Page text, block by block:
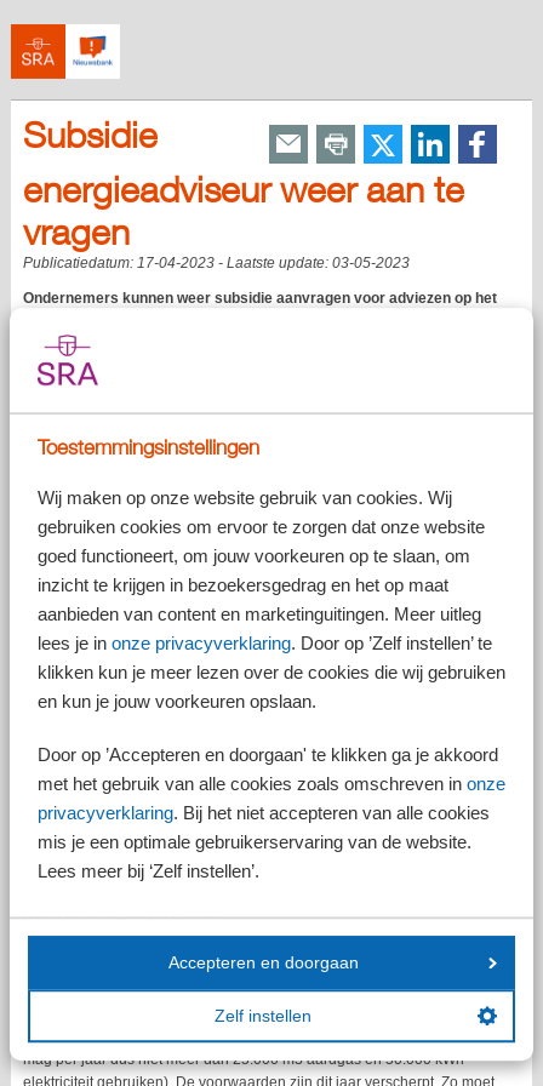
Toestemmingsinstellingen
Wij maken op onze website gebruik van cookies. Wij
gebruiken cookies om ervoor te zorgen dat onze website
goed functioneert, om jouw voorkeuren op te slaan, om
inzicht te krijgen in bezoekersgedrag en het op maat
aanbieden van content en marketinguitingen. Meer uitleg
lees je in onze privacyverklaring. Door op ’Zelf instellen’ te
klikken kun je meer lezen over de cookies die wij gebruiken
en kun je jouw voorkeuren opslaan.
Door op ’Accepteren en doorgaan' te klikken ga je akkoord
met het gebruik van alle cookies zoals omschreven in onze
privacyverklaring. Bij het niet accepteren van alle cookies
mis je een optimale gebruikerservaring van de website.
Lees meer bij ‘Zelf instellen’.
Accepteren en doorgaan
Zelf instellen
Subsidie
energieadviseur weer aan te
vragen
Publicatiedatum: 17-04-2023- Laatste update: 03-05-2023
Ondernemers kunnen weer subsidie aanvragen voor adviezen op het
MKB. Een advies kan bijvoorbeeld betrekking hebben op een
mogelijke investering van LED-verlichting of zonnepanelen. Deze
subsidie is dus alleen beschikbaar voor het mkb.
Subsidieregeling Verduurzaming MKB (SVM)
Met de SVM kunnen mkb-ondernemers een vergoeding krijgen voor de
inhuur van een energieadviseur voor een energieadvies op maat en
voor hulp bij het uitvoeren van het advies. De SVM is niet bedoeld voor
beschikbaar, zoals de energie-investeringsaftrek.
Omvang subsidie
Het subsidiebedrag voor het SVM-advies bedraagt 80% van de
advieskosten met een minimaal bedrag van € 400 en een maximaal
bedrag van € 750. Vraagt u ook subsidie voor hulp bij het uitvoeren van
ondersteuning samen € 2.500.
De subsidie kent tal van voorwaarden. Zo moet u een of meer
bedrijfspanden bezitten of huren, of een ruimte erin. U mag verder niet
onder de wettelijke energiebesparingsplicht vallen (uw bedrijfspand
mag per jaar dus niet meer dan 25.000 m3 aardgas en 50.000 kWh
elektriciteit gebruiken). De voorwaarden zijn dit jaar verscherpt. Zo moet